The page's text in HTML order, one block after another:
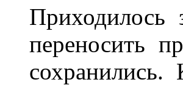
Приходилось
переносить
сохранились.